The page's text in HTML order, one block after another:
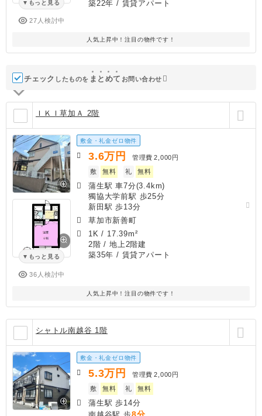
もっと見る
27人検討中
築22年 / 賃貸アパート
人気上昇中！注目の物件です！
チェック したものを ま と めて お問い合わせ
ＩＫＩ草加Ａ 2階
もっと見る
36人検討中
敷金・礼金ゼロ物件
3.6万円 管理費 2,000円
敷
無料 礼 無料
蒲生駅 車7分(3.4km)
獨協大学前駅 歩25分
新田駅 歩13分
草加市新善町
1K / 17.39m²
2階 / 地上2階建
築35年 / 賃貸アパート
人気上昇中！注目の物件です！
シャトル南越谷 1階
敷金・礼金ゼロ物件
5.3万円 管理費 2,000円
敷
無料 礼 無料
蒲生駅 歩14分